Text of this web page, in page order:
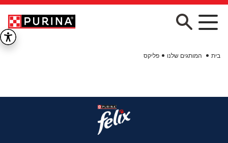
Skip to main content
בית המותגים שלנו פליקס